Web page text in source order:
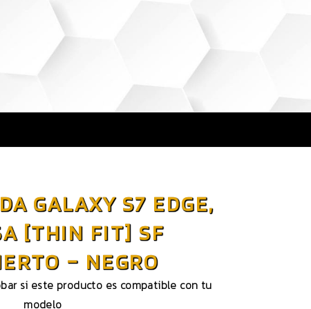
GALAXY S7 EDGE,
[THIN FIT] SF
– NEGRO
si este producto es compatible con tu
modelo